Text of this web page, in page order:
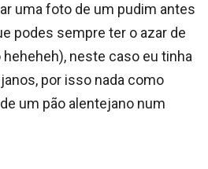
uma foto de um pudim antes
podes sempre ter o azar de
neste caso eu tinha
por isso nada como
um pão alentejano num